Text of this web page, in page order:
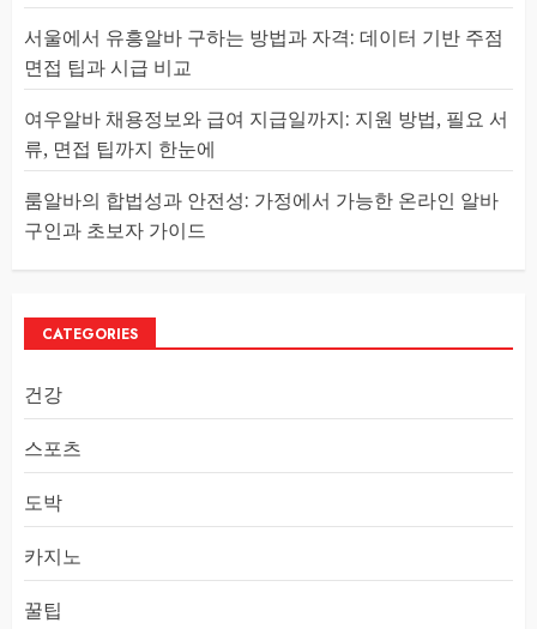
서울에서 유흥알바 구하는 방법과 자격: 데이터 기반 주점
면접 팁과 시급 비교
여우알바 채용정보와 급여 지급일까지: 지원 방법, 필요 서
류, 면접 팁까지 한눈에
룸알바의 합법성과 안전성: 가정에서 가능한 온라인 알바
구인과 초보자 가이드
CATEGORIES
건강
스포츠
도박
카지노
꿀팁